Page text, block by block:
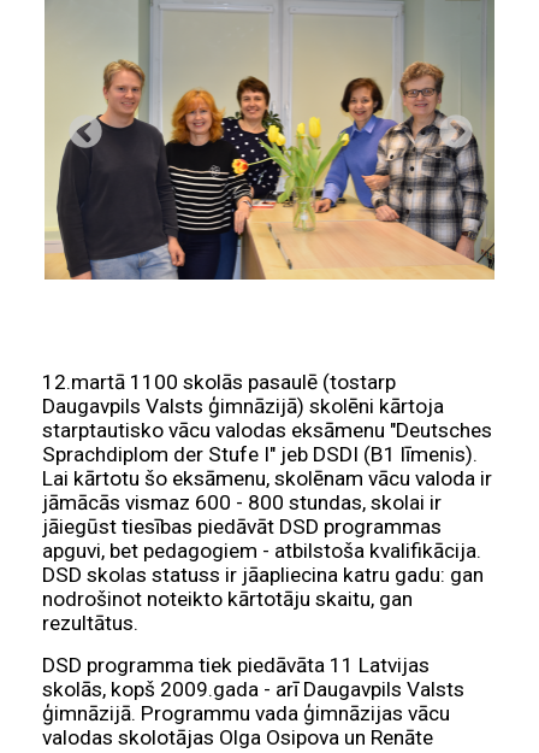
12.martā 1100 skolās pasaulē (tostarp
Daugavpils Valsts ģimnāzijā) skolēni kārtoja
starptautisko vācu valodas eksāmenu "Deutsches
Sprachdiplom der Stufe I" jeb DSDI (B1 līmenis).
Lai kārtotu šo eksāmenu, skolēnam vācu valoda ir
jāmācās vismaz 600 - 800 stundas, skolai ir
jāiegūst tiesības piedāvāt DSD programmas
apguvi, bet pedagogiem - atbilstoša kvalifikācija.
DSD skolas statuss ir jāapliecina katru gadu: gan
nodrošinot noteikto kārtotāju skaitu, gan
rezultātus.
DSD programma tiek piedāvāta 11 Latvijas
skolās, kopš 2009.gada - arī Daugavpils Valsts
ģimnāzijā. Programmu vada ģimnāzijas vācu
valodas skolotājas Olga Osipova un Renāte